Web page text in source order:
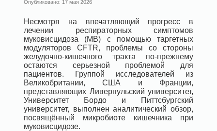
Опубликовано: 17 мая 2026
Несмотря на впечатляющий прогресс в
лечении респираторных симптомов
муковисцидоза (МВ) с помощью таргетных
модуляторов CFTR, проблемы со стороны
желудочно-кишечного тракта по-прежнему
остаются серьезной проблемой для
пациентов. Группой исследователей из
Великобритании, США и Франции,
представляющих Ливерпульский университет,
Университет Бордо и Питтсбургский
университет, выполнен аналитический обзор,
посвящённый микробиоте кишечника при
муковисцидозе.